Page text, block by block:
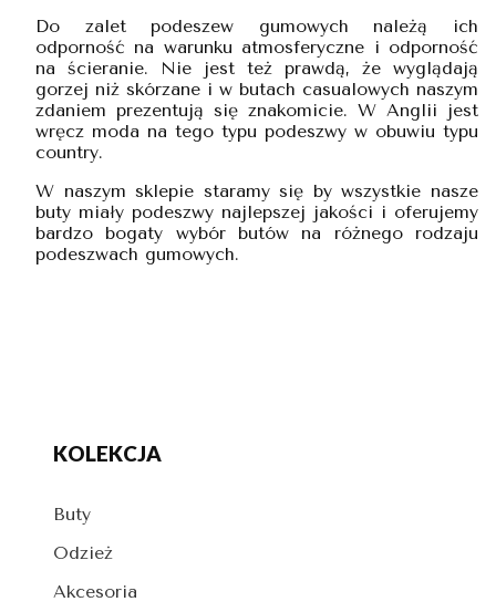
Do zalet podeszew gumowych należą ich
odporność na warunku atmosferyczne i odporność
na ścieranie. Nie jest też prawdą, że wyglądają
gorzej niż skórzane i w butach casualowych naszym
zdaniem prezentują się znakomicie. W Anglii jest
wręcz moda na tego typu podeszwy w obuwiu typu
country.
W naszym sklepie staramy się by wszystkie nasze
buty miały podeszwy najlepszej jakości i oferujemy
bardzo bogaty wybór butów na różnego rodzaju
podeszwach gumowych.
KOLEKCJA
Buty
Odzież
Akcesoria